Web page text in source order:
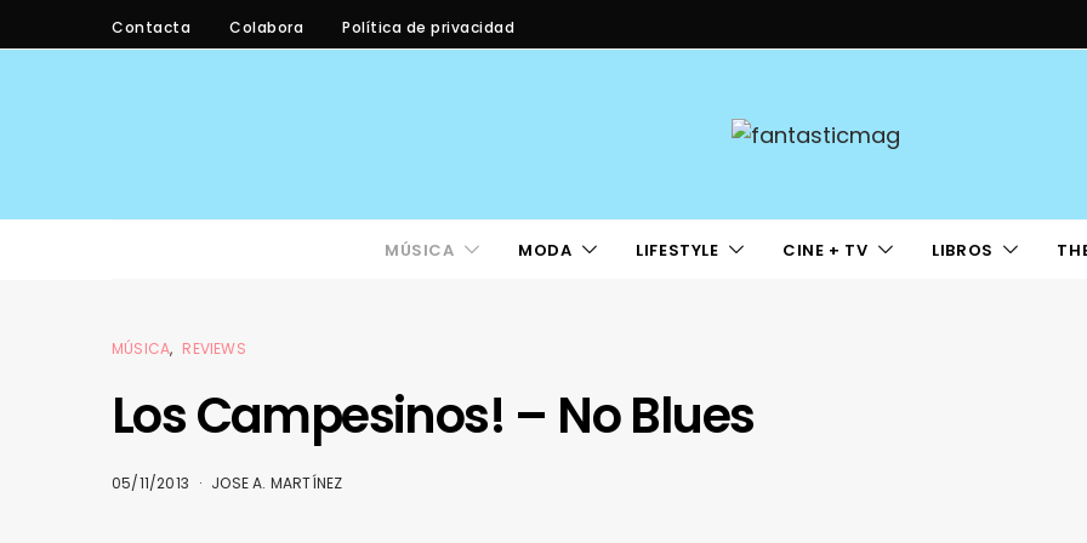
Contacta Colabora Política de privacidad
MÚSICA MODA LIFESTYLE CINE + TV LIBROS
MÚSICA REVIEWS
Los Campesinos! – No Blues
05/11/2013 JOSE A. MARTÍNEZ